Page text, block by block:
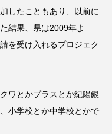
したこともあり、以前に
結果、県は2009年よ
を受け入れるプロジェク
ワとかプラスとか紀陽銀
小学校とか中学校とかで